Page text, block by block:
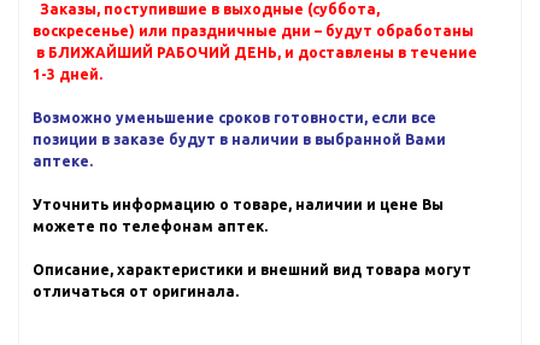
Заказы, поступившие в выходные (суббота,
воскресенье) или праздничные дни – будут обработаны
в БЛИЖАЙШИЙ РАБОЧИЙ ДЕНЬ, и доставлены в течение
1-3 дней.
Возможно уменьшение сроков готовности, если все
позиции в заказе будут в наличии в выбранной Вами
аптеке.
Уточнить информацию о товаре, наличии и цене Вы
можете по телефонам аптек.
Описание, характеристики и внешний вид товара могут
отличаться от оригинала.